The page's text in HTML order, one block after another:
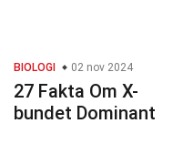
BIOLOGI 02 nov 2024
27 Fakta Om X-
bundet Dominant